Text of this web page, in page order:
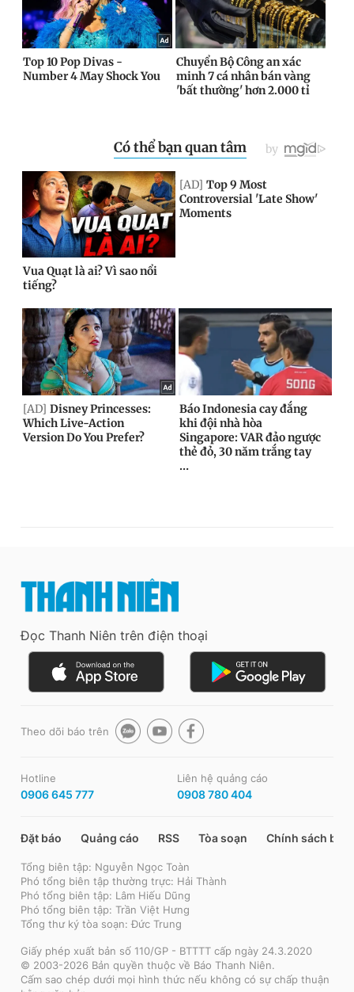
Đọc Thanh Niên trên điện thoại
Theo dõi báo trên
Hotline
0906 645 777
Liên hệ quảng cáo
0908 780 404
Đặt báo Quảng cáo RSS Tòa soạn Chính sách bảo
Tổng biên tập: Nguyễn Ngọc Toàn
Phó tổng biên tập thường trực: Hải Thành
Phó tổng biên tập: Lâm Hiếu Dũng
Phó tổng biên tập: Trần Việt Hưng
Tổng thư ký tòa soạn: Đức Trung
Giấy phép xuất bản số 110/GP - BTTTT cấp ngày 24.3.2020
© 2003-2026 Bản quyền thuộc về Báo Thanh Niên.
Cấm sao chép dưới mọi hình thức nếu không có sự chấp thuận